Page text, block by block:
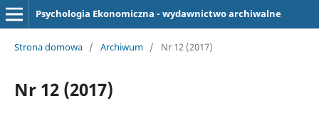
Psychologia Ekonomiczna - wydawnictwo archiwalne
Strona domowa / Archiwum / Nr 12 (2017)
Nr 12 (2017)